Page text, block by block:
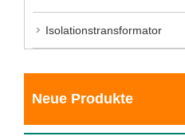
Isolationstransformator
Neue Produkte